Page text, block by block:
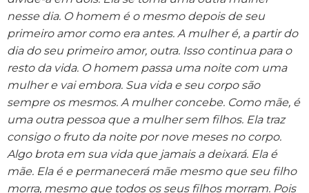
nesse dia. O homem é o mesmo depois de seu
primeiro amor como era antes. A mulher é, a partir do
dia do seu primeiro amor, outra. Isso continua para o
resto da vida. O homem passa uma noite com uma
mulher e vai embora. Sua vida e seu corpo são
sempre os mesmos. A mulher concebe. Como mãe, é
uma outra pessoa que a mulher sem filhos. Ela traz
consigo o fruto da noite por nove meses no corpo.
Algo brota em sua vida que jamais a deixará. Ela é
mãe. Ela é e permanecerá mãe mesmo que seu filho
morra, mesmo que todos os seus filhos morram. Pois